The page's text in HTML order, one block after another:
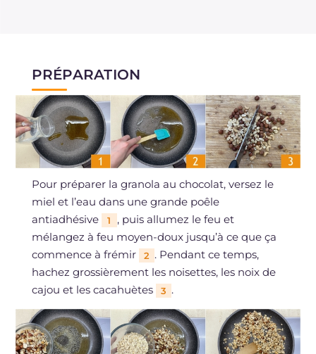
PRÉPARATION
Pour préparer la granola au chocolat, versez le
miel et l’eau dans une grande poêle
antiadhésive
1
, puis allumez le feu et
mélangez à feu moyen-doux jusqu’à ce que ça
commence à frémir
2 . Pendant ce temps,
hachez grossièrement les noisettes, les noix de
cajou et les cacahuètes
3 .